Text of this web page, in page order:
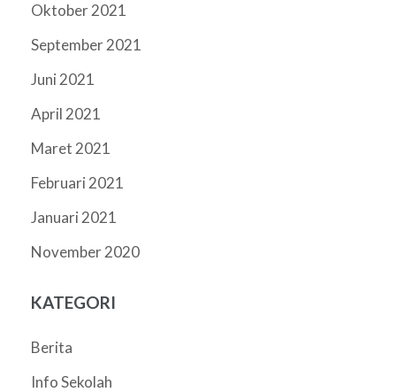
Oktober 2021
September 2021
Juni 2021
April 2021
Maret 2021
Februari 2021
Januari 2021
November 2020
KATEGORI
Berita
Info Sekolah